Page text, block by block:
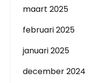
maart 2025
februari 2025
januari 2025
december 2024